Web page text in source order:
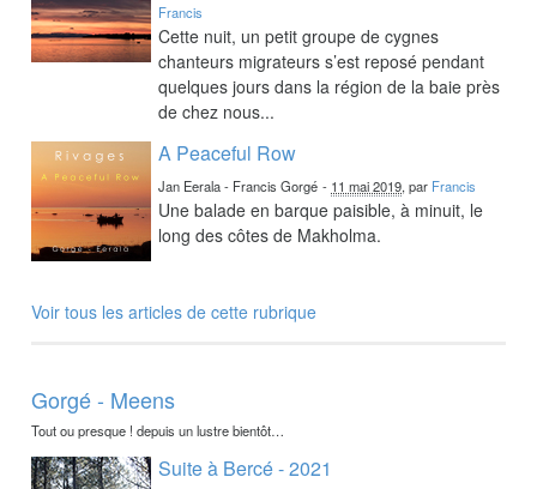
Francis
Cette nuit, un petit groupe de cygnes
chanteurs migrateurs s’est reposé pendant
quelques jours dans la région de la baie près
de chez nous...
A Peaceful Row
Jan Eerala - Francis Gorgé - 11 mai 2019, par Francis
Une balade en barque paisible, à minuit, le
long des côtes de Makholma.
Voir tous les articles de cette rubrique
Gorgé - Meens
Tout ou presque ! depuis un lustre bientôt…
Suite à Bercé - 2021